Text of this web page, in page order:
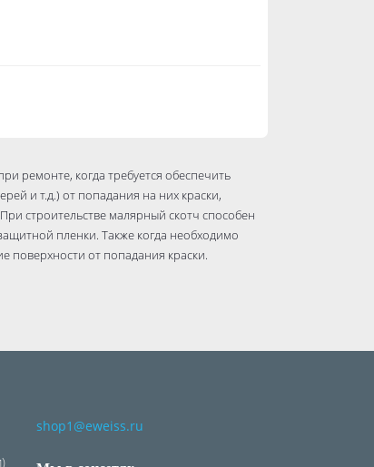
ремонте, когда требуется обеспечить
и т.д.) от попадания на них краски,
строительстве малярный скотч способен
пленки. Также когда необходимо
поверхности от попадания краски.
shop1@eweiss.ru